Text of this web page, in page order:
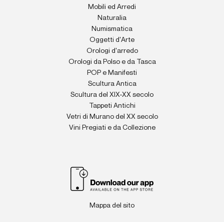
Mobili ed Arredi
Naturalia
Numismatica
Oggetti d'Arte
Orologi d'arredo
Orologi da Polso e da Tasca
POP e Manifesti
Scultura Antica
Scultura del XIX-XX secolo
Tappeti Antichi
Vetri di Murano del XX secolo
Vini Pregiati e da Collezione
Mappa del sito